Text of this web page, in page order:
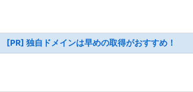
[PR] 独自ドメインは早めの取得がおすすめ！